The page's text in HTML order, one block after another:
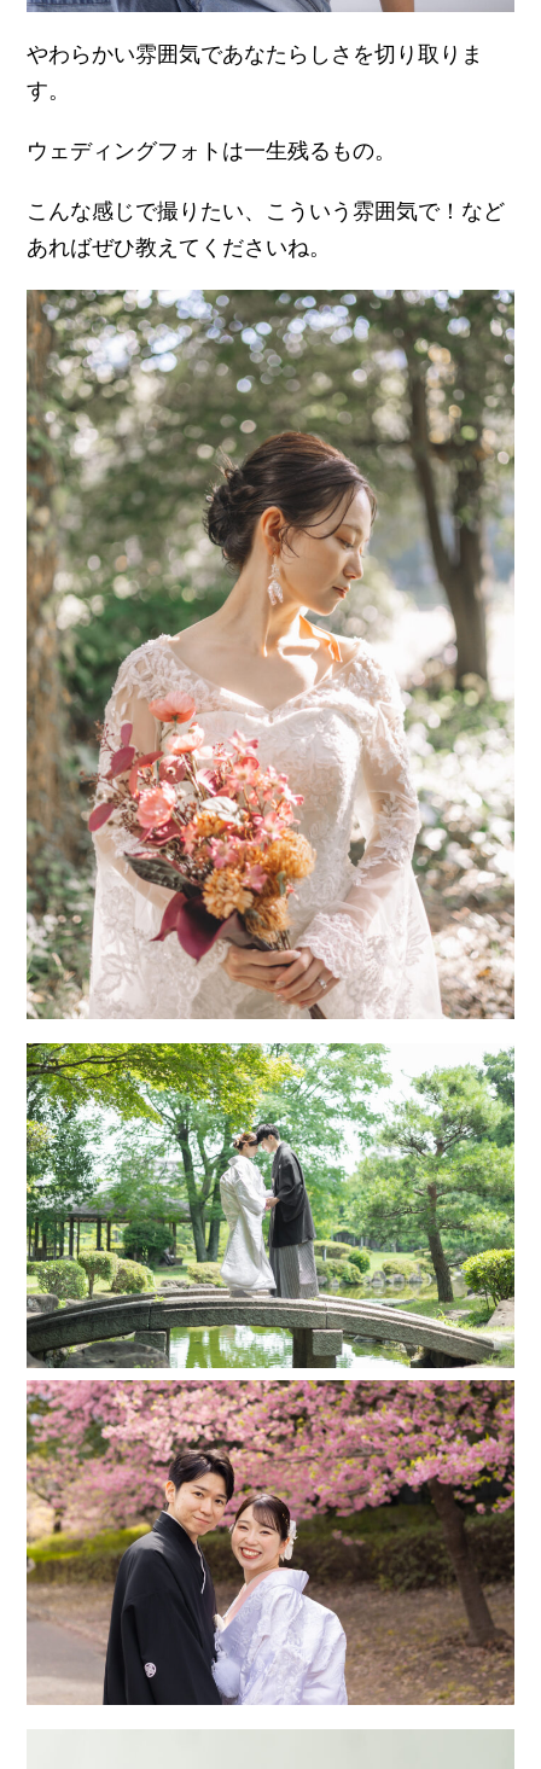
2006年
2009年
阿部拓歩のメディア掲載履歴
NHK徳島 3月10日11:40～放送 （3月11日
18:20～ 再放送 ）
NHKテレビドラマ ウエルかめ 特別企画番
組「ナミちゃんを探せ」 フォトグラファーの
阿部拓歩が取材されました。 録画するの忘れ
てたら ボク（阿部拓歩）の父親が録画して
くれていました。義理の父も（笑）
5月
3月
3月
1月
やわらかい雰囲気であなたらしさを切り取りま
す。
ウェディングフォトは一生残るもの。
こんな感じで撮りたい、こういう雰囲気で！など
あればぜひ教えてくださいね。